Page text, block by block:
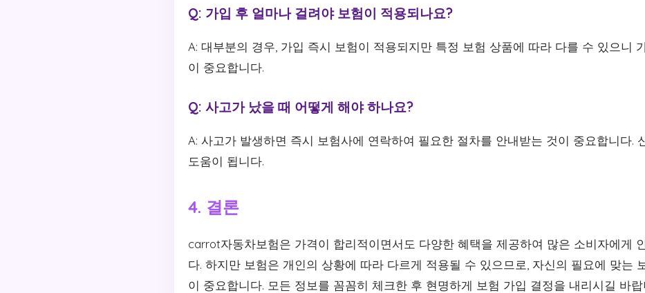
Q: 가입 후 얼마나 걸려야 보험이 적용되나요?
A: 대부분의 경우, 가입 즉시 보험이 적용되지만 특정 보험 상품에 따라 다를 수 있으니
이 중요합니다.
Q: 사고가 났을 때 어떻게 해야 하나요?
A: 사고가 발생하면 즉시 보험사에 연락하여 필요한 절차를 안내받는 것이 중요합니다.
도움이 됩니다.
4. 결론
carrot자동차보험은 가격이 합리적이면서도 다양한 혜택을 제공하여 많은 소비자에게
다. 하지만 보험은 개인의 상황에 따라 다르게 적용될 수 있으므로, 자신의 필요에 맞는
이 중요합니다. 모든 정보를 꼼꼼히 체크한 후 현명하게 보험 가입 결정을 내리시길 바랍